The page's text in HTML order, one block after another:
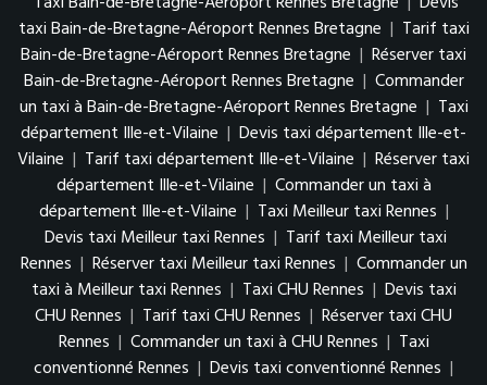
taxi Bain-de-Bretagne-Aéroport Rennes Bretagne | Tarif taxi
Bain-de-Bretagne-Aéroport Rennes Bretagne | Réserver taxi
Bain-de-Bretagne-Aéroport Rennes Bretagne | Commander
un taxi à Bain-de-Bretagne-Aéroport Rennes Bretagne | Taxi
département Ille-et-Vilaine | Devis taxi département Ille-et-
Vilaine | Tarif taxi département Ille-et-Vilaine | Réserver taxi
département Ille-et-Vilaine | Commander un taxi à
département Ille-et-Vilaine | Taxi Meilleur taxi Rennes |
Devis taxi Meilleur taxi Rennes | Tarif taxi Meilleur taxi
Rennes | Réserver taxi Meilleur taxi Rennes | Commander un
taxi à Meilleur taxi Rennes | Taxi CHU Rennes | Devis taxi
CHU Rennes | Tarif taxi CHU Rennes | Réserver taxi CHU
Rennes | Commander un taxi à CHU Rennes | Taxi
conventionné Rennes | Devis taxi conventionné Rennes |